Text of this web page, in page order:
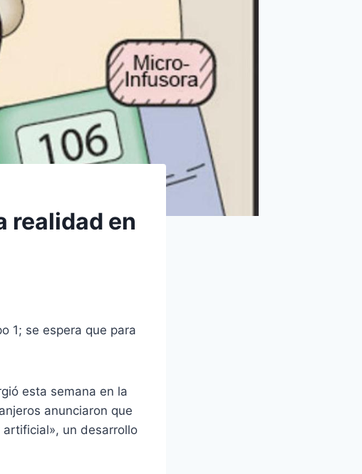
realidad en
1; se espera que para
esta semana en la
anunciaron que
un desarrollo